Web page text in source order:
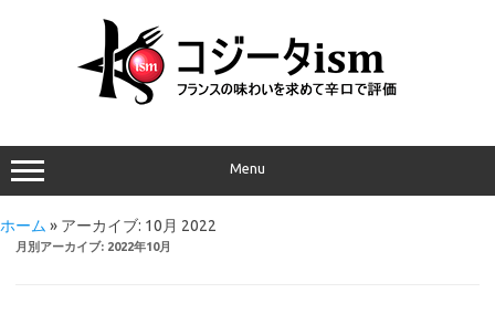
Menu
ホーム » アーカイブ: 10月 2022
月別アーカイブ: 2022年10月